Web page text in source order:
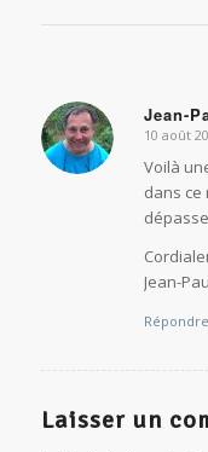
Jean-
dit
10 août
Voilà
dans ce
Jean-
Répondre
Laisser un